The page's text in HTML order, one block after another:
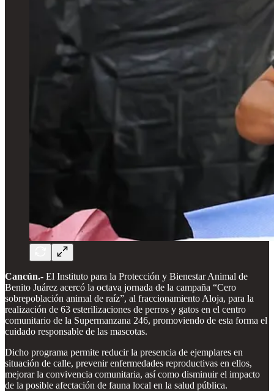
Cancún.- El Instituto para la Protección y Bienestar Animal de
Benito Juárez acercó la octava jornada de la campaña “Cero
sobrepoblación animal de raíz”, al fraccionamiento Aloja, para la
realización de 63 esterilizaciones de perros y gatos en el centro
comunitario de la Supermanzana 246, promoviendo de esta forma el
cuidado responsable de las mascotas.
Dicho programa permite reducir la presencia de ejemplares en
situación de calle, prevenir enfermedades reproductivas en ellos,
mejorar la convivencia comunitaria, así como disminuir el impacto
de la posible afectación de fauna local en la salud pública.